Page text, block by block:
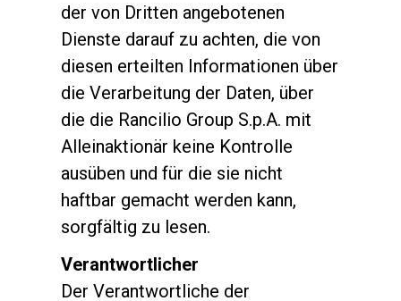
der von Dritten angebotenen
Dienste darauf zu achten, die von
diesen erteilten Informationen über
die Verarbeitung der Daten, über
die die Rancilio Group S.p.A. mit
Alleinaktionär keine Kontrolle
ausüben und für die sie nicht
haftbar gemacht werden kann,
sorgfältig zu lesen.
Verantwortlicher
Der Verantwortliche der